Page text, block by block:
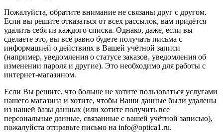
Пожалуйста, обратите внимание не связаны друг с другом.
Если вы решите отказаться от всех рассылок, вам придётся
удалить себя из каждого списка. Однако, даже, если вы
сделаете это, вы всё равно будете получать письма с
информацией о действиях в Вашей учётной записи
(например, уведомления о статусе заказов, уведомления об
изменении пароля и другие). Это необходимо для работы с
интернет-магазином.
Если Вы решите, что больше не хотите пользоваться услугами
нашего магазина и хотите, чтобы Ваши данные были удалены
из нашей базы данных (или хотите получить все
персональные данные, связанные с вашей учётной записью),
пожалуйста отправьте письмо на info@optica1.ru.